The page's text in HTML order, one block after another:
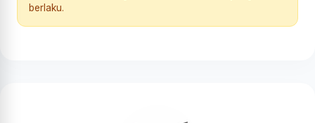
berlaku.